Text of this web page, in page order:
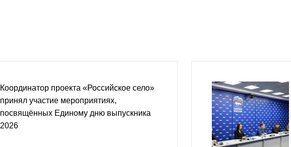
Координатор проекта «Российское село»
принял участие мероприятиях,
посвящённых Единому дню выпускника
2026